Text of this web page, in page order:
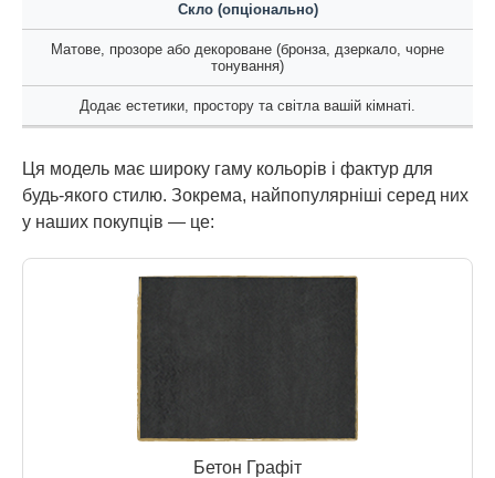
Скло (опціонально)
Матове, прозоре або декороване (бронза, дзеркало, чорне
тонування)
Додає естетики, простору та світла вашій кімнаті.
Ця модель має широку гаму кольорів і фактур для
будь-якого стилю. Зокрема, найпопулярніші серед них
у наших покупців — це:
Бетон Графіт